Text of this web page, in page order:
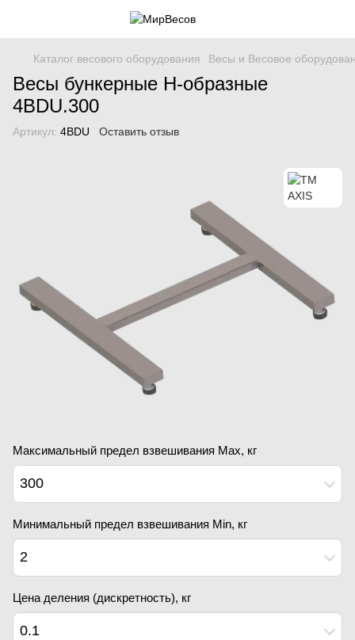
Каталог весового оборудования Весы и Весовое
Весы бункерные H-образные
4BDU.300
Артикул: 4BDU Оставить отзыв
Максимальный предел взвешивания Мах, кг
300
Минимальный предел взвешивания Min, кг
2
Цена деления (дискретность), кг
0.1